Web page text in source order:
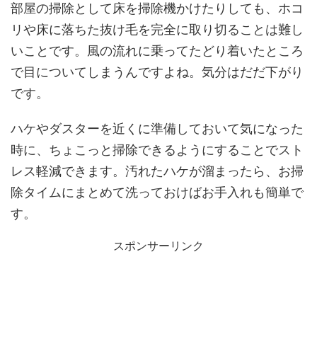
部屋の掃除として床を掃除機かけたりしても、ホコ
リや床に落ちた抜け毛を完全に取り切ることは難し
いことです。風の流れに乗ってたどり着いたところ
で目についてしまうんですよね。気分はだだ下がり
です。
ハケやダスターを近くに準備しておいて気になった
時に、ちょこっと掃除できるようにすることでスト
レス軽減できます。汚れたハケが溜まったら、お掃
除タイムにまとめて洗っておけばお手入れも簡単で
す。
スポンサーリンク